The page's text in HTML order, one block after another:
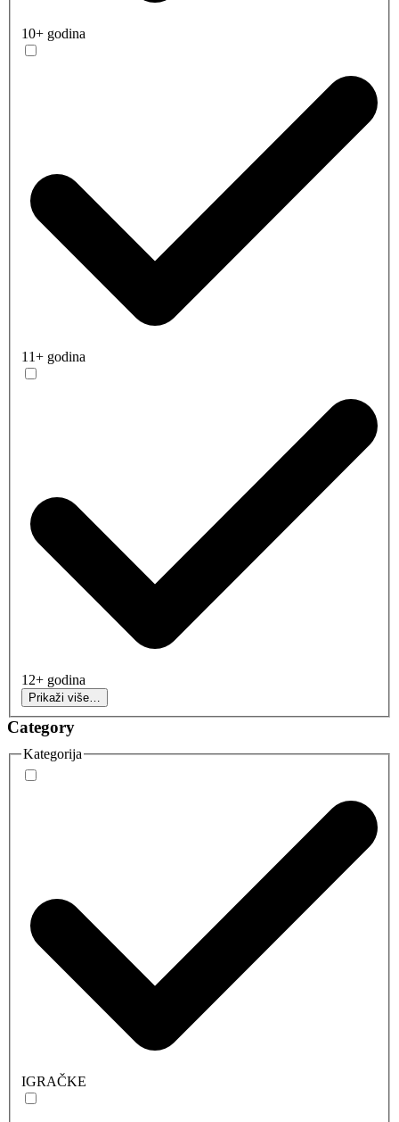
10+ godina
11+ godina
12+ godina
Prikaži više…
Category
Kategorija
IGRAČKE